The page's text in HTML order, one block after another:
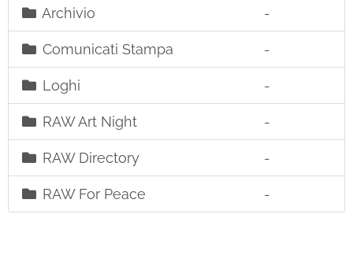
Archivio -
Comunicati Stampa -
Loghi -
RAW Art Night -
RAW Directory -
RAW For Peace -